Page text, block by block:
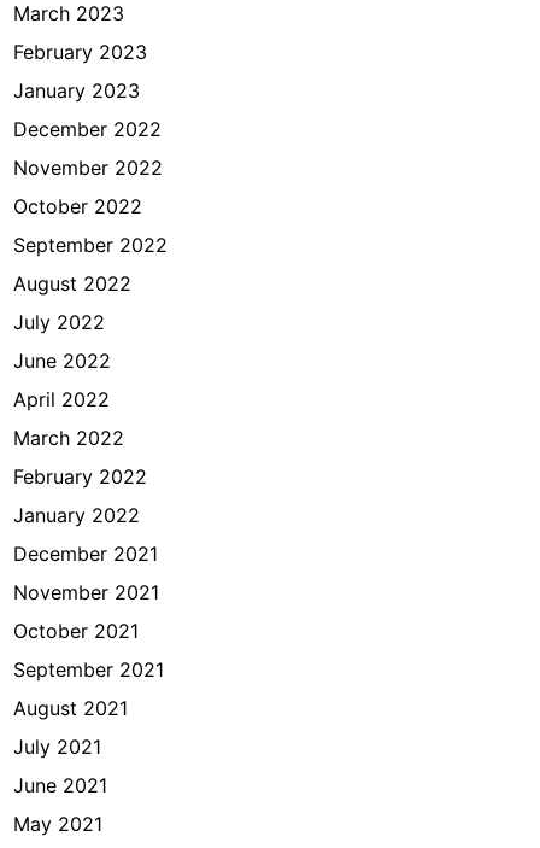
March 2023
February 2023
January 2023
December 2022
November 2022
October 2022
September 2022
August 2022
July 2022
June 2022
April 2022
March 2022
February 2022
January 2022
December 2021
November 2021
October 2021
September 2021
August 2021
July 2021
June 2021
May 2021